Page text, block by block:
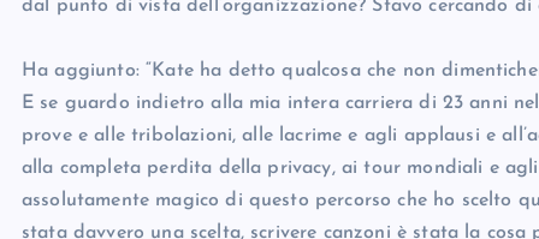
dal punto di vista dell’organizzazione? Stavo cercando di
Ha aggiunto: “Kate ha detto qualcosa che non
E se guardo indietro alla mia intera carriera di 23 anni
prove e alle tribolazioni, alle lacrime e agli applausi e
alla completa perdita della privacy, ai tour mondiali e
assolutamente magico di questo percorso che ho scelto
stata davvero una scelta, scrivere canzoni è stata la cosa